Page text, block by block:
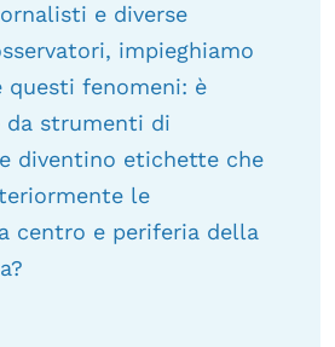
e diverse
impieghiamo
questi fenomeni: è
da strumenti di
diventino etichette che
le
centro e periferia della